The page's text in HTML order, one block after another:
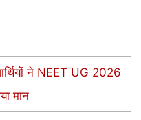
ने NEET UG 2026
मान